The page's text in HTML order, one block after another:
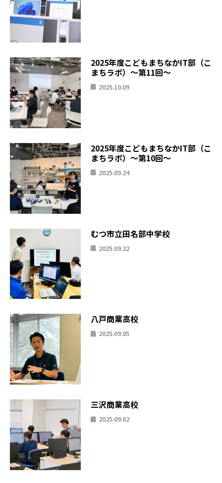
2025年度こどもまちなかIT部（こ
まちラボ）〜第11回〜
2025.10.09
2025年度こどもまちなかIT部（こ
まちラボ）〜第10回〜
2025.09.24
むつ市立田名部中学校
2025.09.22
八戸商業高校
2025.09.05
三沢商業高校
2025.09.02